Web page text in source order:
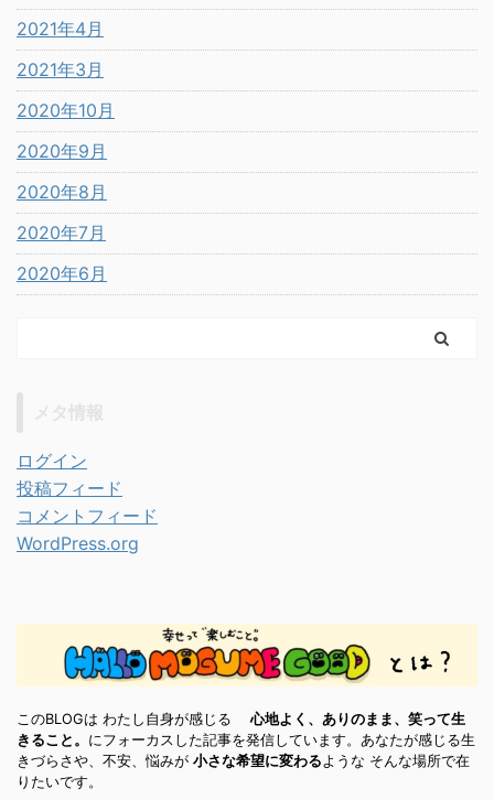
2021年4月
2021年3月
2020年10月
2020年9月
2020年8月
2020年7月
2020年6月
ログイン
投稿フィード
コメントフィード
WordPress.org
このBLOGは わたし自身が感じる心地よく、ありのまま、笑って生
きること。 にフォーカスした記事を発信しています。あなたが感じる生
きづらさや、不安、悩みが 小さな希望に変わる ような そんな場所で在
りたいです。